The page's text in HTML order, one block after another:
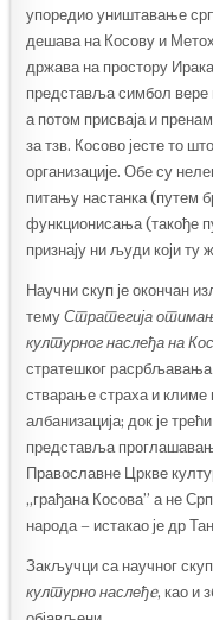
упоредио уништавање
дешава на Косову и
држава на простору
представља симбол вере
а потом присваја и
за тзв. Косово јесте то
организације. Обе су
питању настанка (путем
функционисања (такође
признају ни људи који ту
Научни скуп је окончан
темуСтратегија
културног наслеђа на
стратешког
стварање страха и климе
албанизација; док је
представља
Православне Цркве
„грађана Косова” а не
народа – истакао је др
Закључци са научног
културно наслеђe, као и